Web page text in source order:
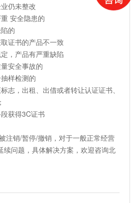
仍未整改
安全隐患的
的
证书的产品不一致
，产品有严重缺陷
安全事故的
样检测的
志，出租、出借或者转让认证证书、
获得3C证书
注销/暂停/撤销，对于一般正常经营
续问题，具体解决方案，欢迎咨询北